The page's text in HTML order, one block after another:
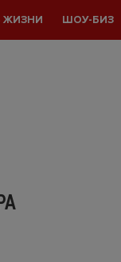
ЖИЗНИ ШОУ-БИЗ